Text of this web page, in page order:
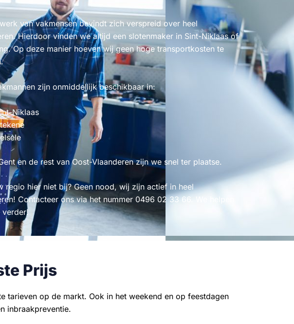
van vakmensen bevindt zich verspreid over heel
Hierdoor vinden we altijd een slotenmaker in Sint-Niklaas of
Op deze manier hoeven wij geen hoge transportkosten te
zijn onmiddellijk beschikbaar in:
Niklaas
en de rest van Oost-Vlaanderen zijn we snel ter plaatse.
regio hier niet bij? Geen nood, wij zijn actief in heel
Contacteer ons via het nummer 0496 02 33 66. We helpen
verder!
Prijs
tarieven op de markt. Ook in het weekend en op feestdagen
inbraakpreventie.